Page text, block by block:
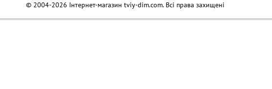
© 2004-2026 Інтернет-магазин tviy-dim.com. Всі права захищені